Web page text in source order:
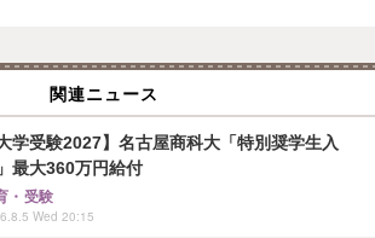
関連ニュース
大学受験2027】名古屋商科大「特別奨学生入
最大360万円給付
・受験
Wed 20:15